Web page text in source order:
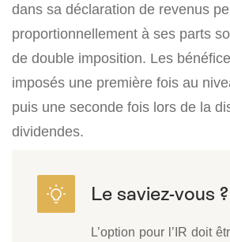
dans sa déclaration de revenus
proportionnellement à ses parts
de double imposition. Les
imposés une première fois au
puis une seconde fois lors de la
dividendes.
L’option pour l’IR doit